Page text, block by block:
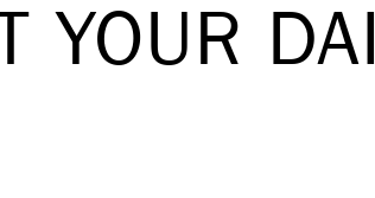
YOUR DAI